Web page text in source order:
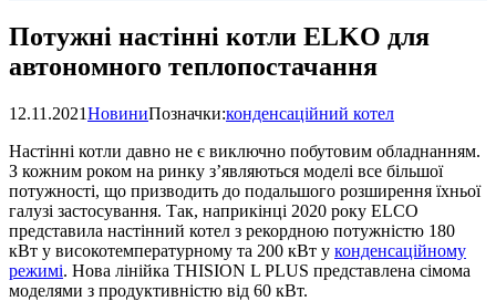
Потужні настінні котли ELKO для
автономного теплопостачання
12.11.2021НовиниПозначки:конденсаційний котел
Настінні котли давно не є виключно побутовим обладнанням.
З кожним роком на ринку з’являються моделі все більшої
потужності, що призводить до подальшого розширення їхньої
галузі застосування. Так, наприкінці 2020 року ELCO
представила настінний котел з рекордною потужністю 180
кВт у високотемпературному та 200 кВт у конденсаційному
режимі. Нова лінійка THISION L PLUS представлена ​​сімома
моделями з продуктивністю від 60 кВт.